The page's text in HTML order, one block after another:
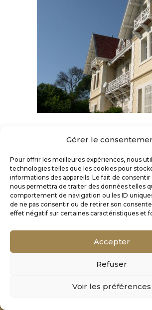
Gérer le
Pour offrir les meilleures expériences, nous
technologies telles que les cookies pour
informations des appareils. Le fait de
nous permettra de traiter des données telles
comportement de navigation ou les ID
de ne pas consentir ou de retirer son
effet négatif sur certaines caractéristiques et
Accepter
Refuser
Voir les préférences
Mentions Légales